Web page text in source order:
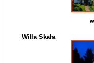
Willa Skała